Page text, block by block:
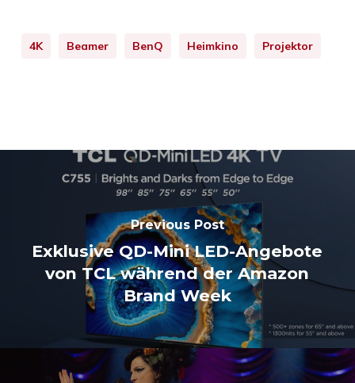
4K Beamer BenQ Heimkino Projektor
Previous Post
Exklusive QD-Mini LED-Angebote
von TCL während der Amazon
Brand Week